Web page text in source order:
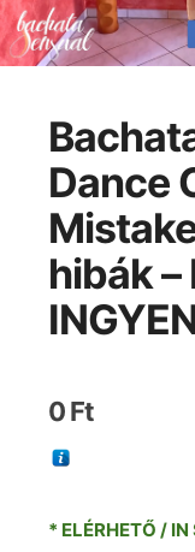
Dance
hibák –
0Ft
* ELÉRHETŐ /